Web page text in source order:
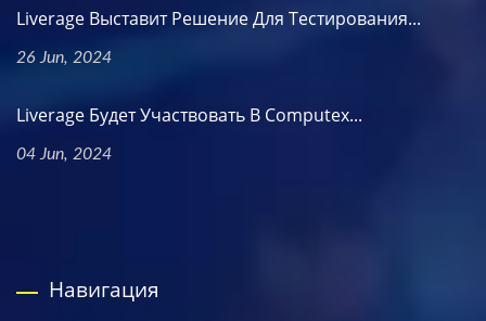
Liverage Выставит Решение Для Тестирования...
26 Jun, 2024
Liverage Будет Участвовать В Computex...
04 Jun, 2024
Навигация